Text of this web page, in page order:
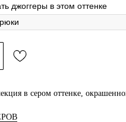
джоггеры в этом оттенке
в сером оттенке,